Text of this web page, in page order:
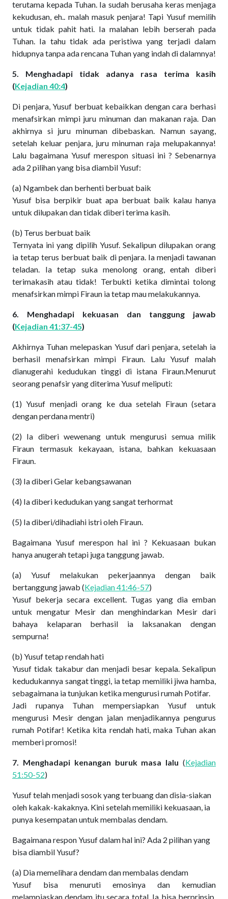
terutama kepada Tuhan. Ia sudah berusaha keras menjaga
kekudusan, eh.. malah masuk penjara! Tapi Yusuf memilih
untuk tidak pahit hati. Ia malahan lebih berserah pada
Tuhan. Ia tahu tidak ada peristiwa yang terjadi dalam
hidupnya tanpa ada rencana Tuhan yang indah di dalamnya!
5. Menghadapi tidak adanya rasa terima kasih
(Kejadian 40:4)
Di penjara, Yusuf berbuat kebaikkan dengan cara berhasi
menafsirkan mimpi juru minuman dan makanan raja. Dan
akhirnya si juru minuman dibebaskan. Namun sayang,
setelah keluar penjara, juru minuman raja melupakannya!
Lalu bagaimana Yusuf merespon situasi ini ? Sebenarnya
ada 2 pilihan yang bisa diambil Yusuf:
(a) Ngambek dan berhenti berbuat baik
Yusuf bisa berpikir buat apa berbuat baik kalau hanya
untuk dilupakan dan tidak diberi terima kasih.
(b) Terus berbuat baik
Ternyata ini yang dipilih Yusuf. Sekalipun dilupakan orang
ia tetap terus berbuat baik di penjara. Ia menjadi tawanan
teladan. Ia tetap suka menolong orang, entah diberi
terimakasih atau tidak! Terbukti ketika dimintai tolong
menafsirkan mimpi Firaun ia tetap mau melakukannya.
6. Menghadapi kekuasan dan tanggung jawab
(Kejadian 41:37-45)
Akhirnya Tuhan melepaskan Yusuf dari penjara, setelah ia
berhasil menafsirkan mimpi Firaun. Lalu Yusuf malah
dianugerahi kedudukan tinggi di istana Firaun.Menurut
seorang penafsir yang diterima Yusuf meliputi:
(1) Yusuf menjadi orang ke dua setelah Firaun (setara
dengan perdana mentri)
(2) Ia diberi wewenang untuk mengurusi semua milik
Firaun termasuk kekayaan, istana, bahkan kekuasaan
Firaun.
(3) Ia diberi Gelar kebangsawanan
(4) Ia diberi kedudukan yang sangat terhormat
(5) Ia diberi/dihadiahi istri oleh Firaun.
Bagaimana Yusuf merespon hal ini ? Kekuasaan bukan
hanya anugerah tetapi juga tanggung jawab.
(a) Yusuf melakukan pekerjaannya dengan baik
bertanggung jawab (Kejadian 41:46-57)
Yusuf bekerja secara excellent. Tugas yang dia emban
untuk mengatur Mesir dan menghindarkan Mesir dari
bahaya kelaparan berhasil ia laksanakan dengan
sempurna!
(b) Yusuf tetap rendah hati
Yusuf tidak takabur dan menjadi besar kepala. Sekalipun
kedudukannya sangat tinggi, ia tetap memiliki jiwa hamba,
sebagaimana ia tunjukan ketika mengurusi rumah Potifar.
Jadi rupanya Tuhan mempersiapkan Yusuf untuk
mengurusi Mesir dengan jalan menjadikannya pengurus
rumah Potifar! Ketika kita rendah hati, maka Tuhan akan
memberi promosi!
7. Menghadapi kenangan buruk masa lalu (Kejadian
51:50-52)
Yusuf telah menjadi sosok yang terbuang dan disia-siakan
oleh kakak-kakaknya. Kini setelah memiliki kekuasaan, ia
punya kesempatan untuk membalas dendam.
Bagaimana respon Yusuf dalam hal ini? Ada 2 pilihan yang
bisa diambil Yusuf?
(a) Dia memelihara dendam dan membalas dendam
Yusuf bisa menuruti emosinya dan kemudian
melampiaskan dendam itu secara total. Ia bisa berprinsip,